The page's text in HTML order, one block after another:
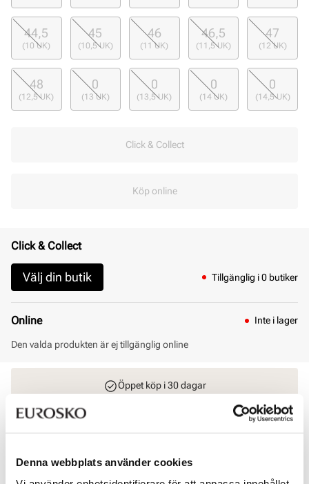
Denna webbplats använder cookies
44,5
(10 UK)
45
(10,5 UK)
46
(11 UK)
46,5
(11,5 UK)
47
(12 UK)
48
(12,5 UK)
0
(13 UK)
0
(13,5 UK)
0
(14 UK)
0
(14,5 UK)
Click & Collect
Köp online
Click & Collect
Välj din butik Tillgänglig i 0 butiker
Online Inte i lager
Den valda produkten är ej tillgänglig online
Öppet köp i 30 dagar